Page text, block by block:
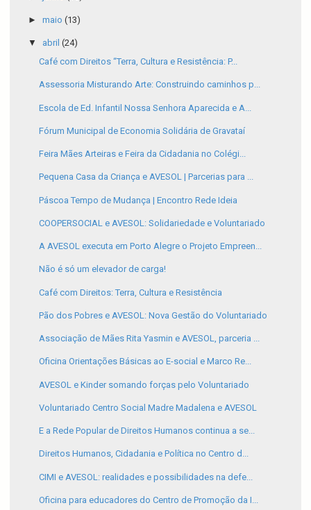
► maio (13)
▼ abril (24)
Café com Direitos “Terra, Cultura e Resistência: P...
Assessoria Misturando Arte: Construindo caminhos p...
Escola de Ed. Infantil Nossa Senhora Aparecida e A...
Fórum Municipal de Economia Solidária de Gravataí
Feira Mães Arteiras e Feira da Cidadania no Colégi...
Pequena Casa da Criança e AVESOL | Parcerias para ...
Páscoa Tempo de Mudança | Encontro Rede Ideia
COOPERSOCIAL e AVESOL: Solidariedade e Voluntariado
A AVESOL executa em Porto Alegre o Projeto Empreen...
Não é só um elevador de carga!
Café com Direitos: Terra, Cultura e Resistência
Pão dos Pobres e AVESOL: Nova Gestão do Voluntariado
Associação de Mães Rita Yasmin e AVESOL, parceria ...
Oficina Orientações Básicas ao E-social e Marco Re...
AVESOL e Kinder somando forças pelo Voluntariado
Voluntariado Centro Social Madre Madalena e AVESOL
E a Rede Popular de Direitos Humanos continua a se...
Direitos Humanos, Cidadania e Política no Centro d...
CIMI e AVESOL: realidades e possibilidades na defe...
Oficina para educadores do Centro de Promoção da I...